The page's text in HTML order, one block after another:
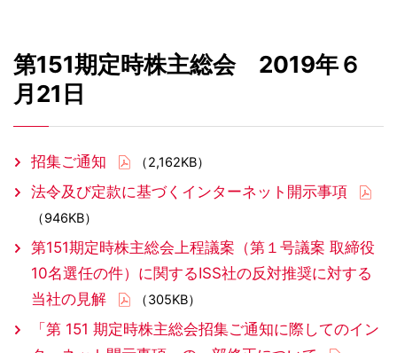
第151期定時株主総会 2019年６
月21日
招集ご通知 （2,162KB）
法令及び定款に基づくインターネット開示事項
（946KB）
第151期定時株主総会上程議案（第１号議案 取締役
10名選任の件）に関するISS社の反対推奨に対する
当社の見解
（305KB）
「第 151 期定時株主総会招集ご通知に際してのイン